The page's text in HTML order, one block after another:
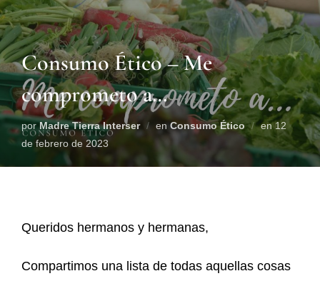
Consumo Ético – Me
comprometo a…
porMadre Tierra Interser enConsumo Ético en12
de febrero de 2023
Queridos hermanos y hermanas,
Compartimos una lista de todas aquellas cosas